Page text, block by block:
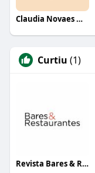
Claudia Novaes Novaes
Curtiu (1)
Revista Bares & Restaurantes